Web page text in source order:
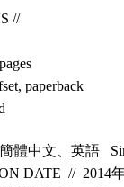
//
paperback
中文、英語
DATE // 2014